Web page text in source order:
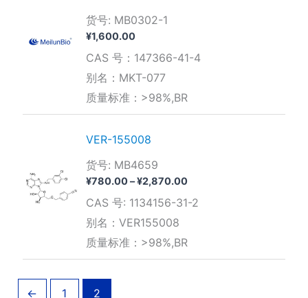
货号: MB0302-1
¥1,600.00
CAS 号：147366-41-4
别名：MKT-077
质量标准：>98%,BR
VER-155008
货号: MB4659
¥780.00–¥2,870.00价
范
至
CAS 号: 1134156-31-2
别名：VER155008
质量标准：>98%,BR
← 1 2